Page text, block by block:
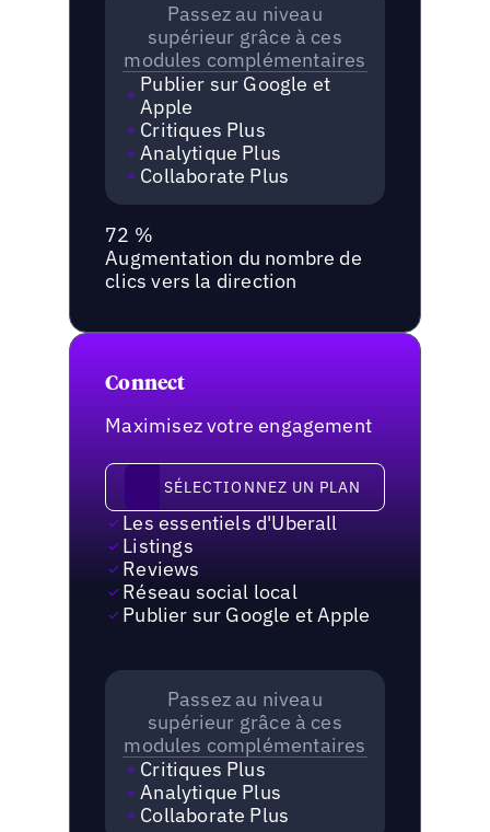
Passez au niveau
supérieur grâce à ces
modules complémentaires
Publier sur Google et
Apple
Critiques Plus
Analytique Plus
Collaborate Plus
72 %
Augmentation du nombre de
clics vers la direction
Connect
Maximisez votre engagement
Sélectionnez un plan
SÉLECTIONNEZ UN PLAN
Les essentiels d'Uberall
Listings
Reviews
Réseau social local
Publier sur Google et Apple
Passez au niveau
supérieur grâce à ces
modules complémentaires
Critiques Plus
Analytique Plus
Collaborate Plus